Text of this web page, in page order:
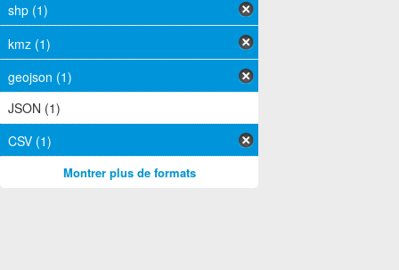
shp (1)
kmz (1)
geojson (1)
JSON (1)
CSV (1)
Montrer plus de formats